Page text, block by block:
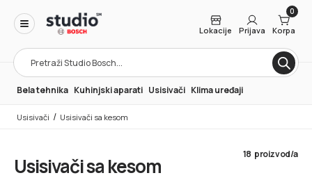
Products
search
Lokacije Prijava
0
Korpa
Bela tehnika Kuhinjski aparati Usisivači Klima uređaji
Usisivači / Usisivači sa kesom
Usisivači sa kesom 18 proizvod/a